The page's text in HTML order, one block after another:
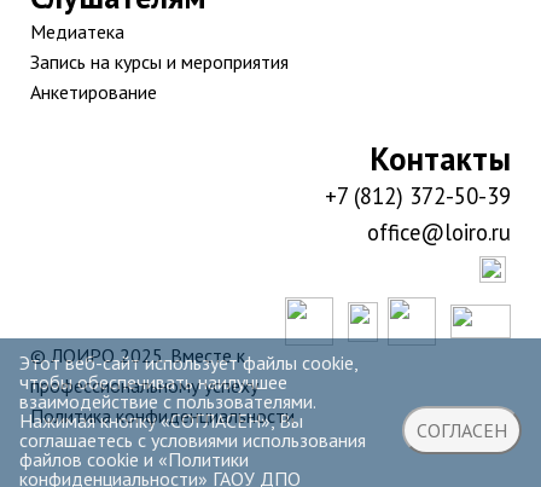
Медиатека
Запись на курсы и мероприятия
Анкетирование
Контакты
+7 (812) 372-50-39
office@loiro.ru
© ЛОИРО 2025. Вместе к
профессиональному успеху
Политика конфиденциальности
Этот веб-сайт использует файлы cookie,
чтобы обеспечивать наилучшее
взаимодействие с пользователями.
Нажимая кнопку «СОГЛАСЕН», Вы
соглашаетесь с условиями использования
файлов cookie и «Политики
конфиденциальности» ГАОУ ДПО
СОГЛАСЕН